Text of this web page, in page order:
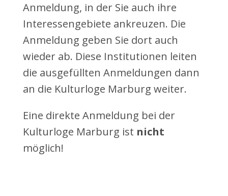
Anmeldung, in der Sie auch ihre
Interessengebiete ankreuzen. Die
Anmeldung geben Sie dort auch
wieder ab. Diese Institutionen leiten
die ausgefüllten Anmeldungen dann
an die Kulturloge Marburg weiter.
Eine direkte Anmeldung bei der
Kulturloge Marburg ist nicht
möglich!